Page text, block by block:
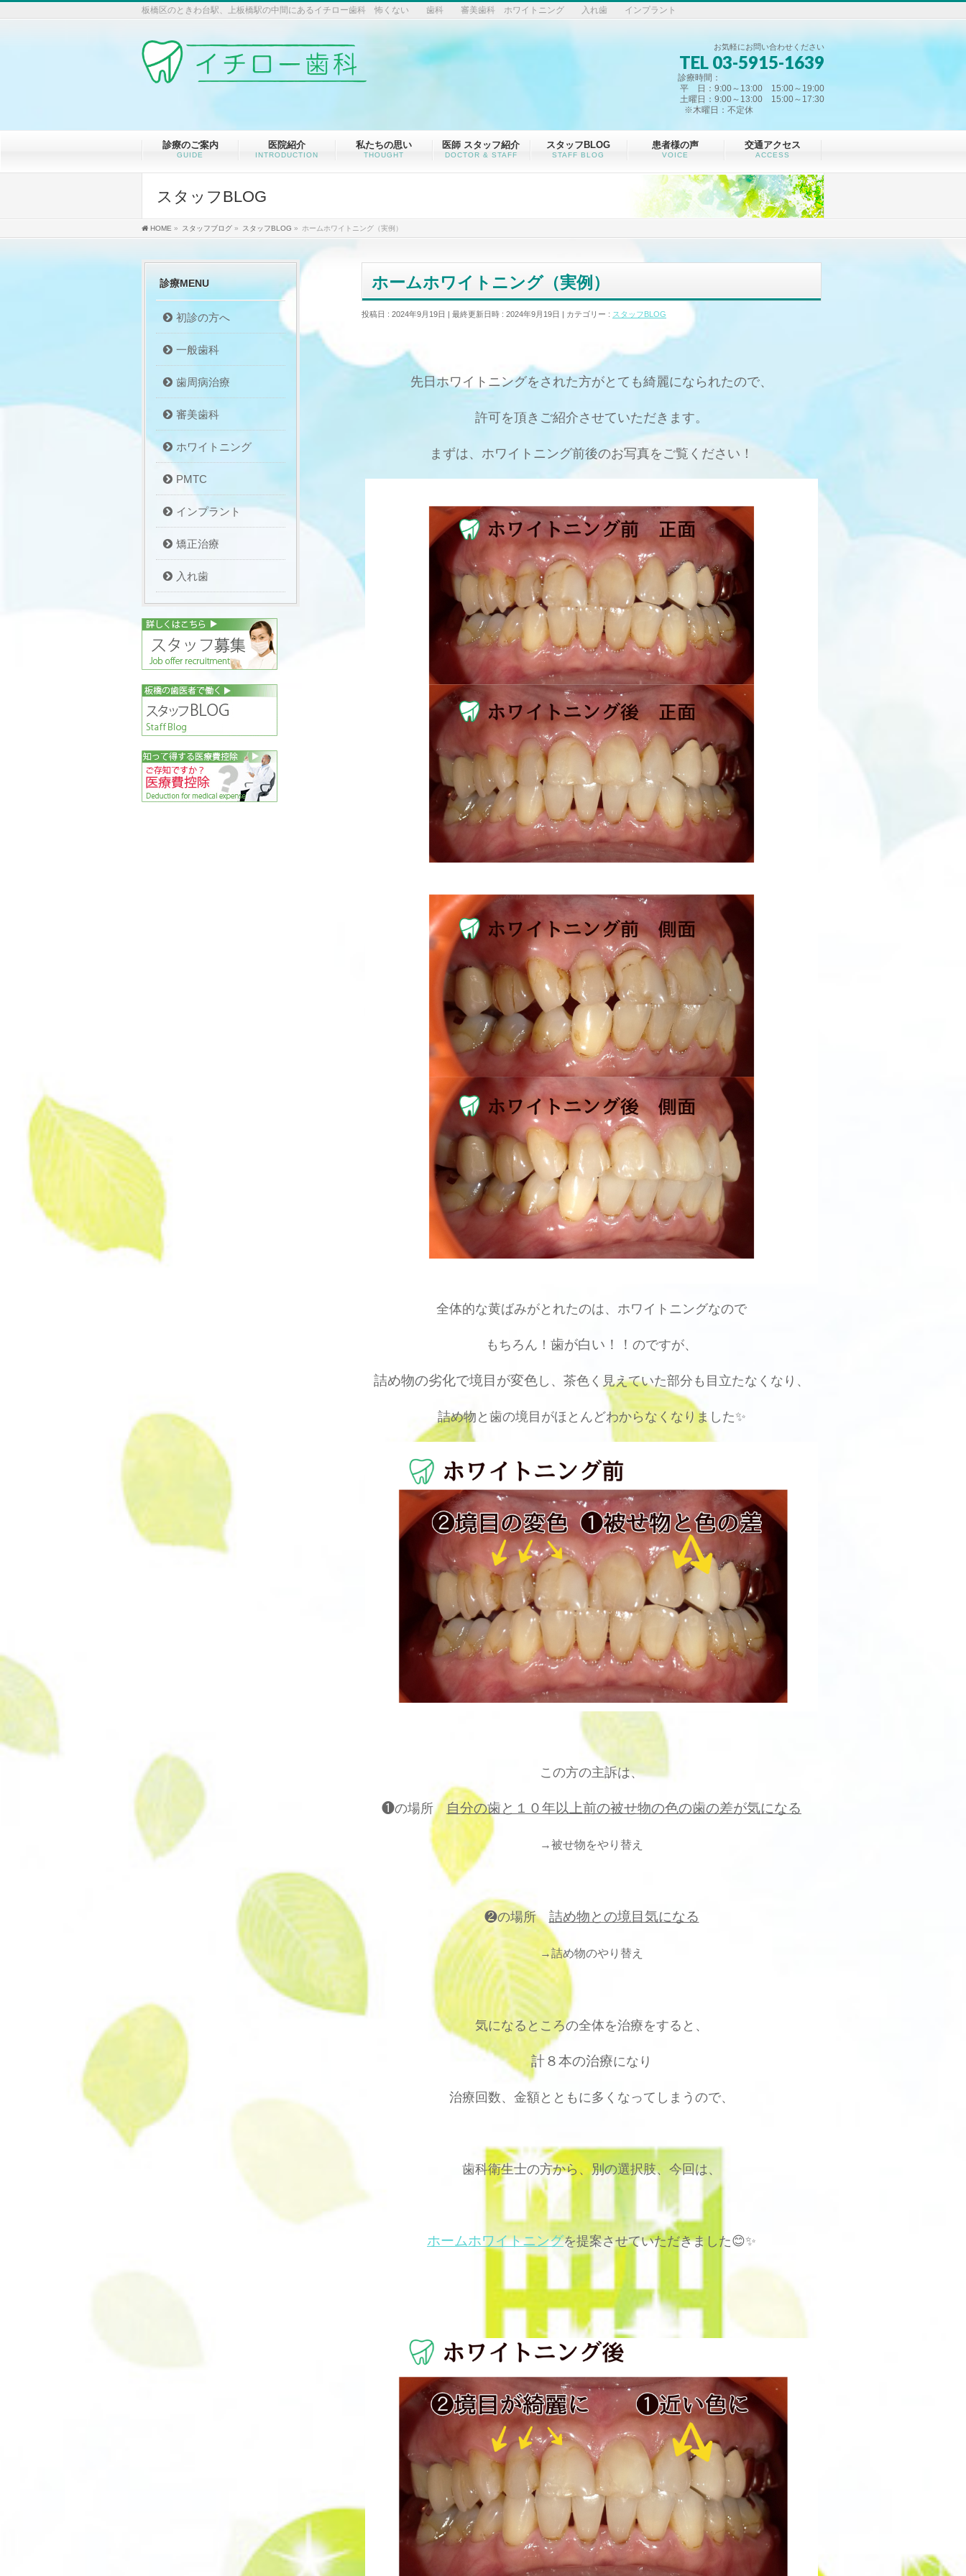
板橋区のときわ台駅、上板橋駅の中間にあるイチロー歯科 怖くない 歯科 審美歯科 ホワイトニング 入れ歯 インプラント
お気軽にお問い合わせください
TEL 03-5915-1639
診療時間：
平 日：9:00～13:00 15:00～19:00
土曜日：9:00～13:00 15:00～17:30
※木曜日：不定休
診療のご案内
GUIDE
医院紹介
INTRODUCTION
私たちの思い
THOUGHT
医師 スタッフ紹介
DOCTOR & STAFF
スタッフBLOG
STAFF BLOG
患者様の声
VOICE
交通アクセス
ACCESS
スタッフBLOG
HOME » スタッフブログ » スタッフBLOG » ホームホワイトニング（実例）
ホームホワイトニング（実例）
投稿日 : 2024年9月19日 最終更新日時 : 2024年9月19日 カテゴリー : スタッフBLOG
先日ホワイトニングをされた方がとても綺麗になられたので、
許可を頂きご紹介させていただきます。
まずは、ホワイトニング前後のお写真をご覧ください！
全体的な黄ばみがとれたのは、ホワイトニングなので
もちろん！ 歯が白い！！ のですが、
詰め物の劣化で境目が変色 し、茶色く見えていた部分も目立たなくなり、
詰め物と歯の境目がほとんどわからなくなりました✨
この方の主訴は、
❶の場所自分の歯と１０年以上前の被せ物の色の歯の差が気になる
→被せ物をやり替え
❷の場所 詰め物との境目気になる
→詰め物のやり替え
気になるところの全体を治療をすると、
計８本の治療になり
治療回数、金額とともに多くなってしまうので、
歯科衛生士の方から、別の選択肢、今回は、
ホームホワイトニングを提案させていただきました😊✨
診療MENU
初診の方へ
一般歯科
歯周病治療
審美歯科
ホワイトニング
PMTC
インプラント
矯正治療
入れ歯